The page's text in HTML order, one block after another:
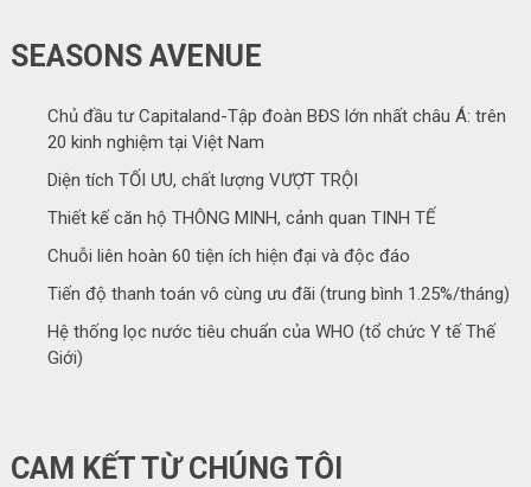
SEASONS AVENUE
Chủ đầu tư Capitaland-Tập đoàn BĐS lớn nhất châu Á: trên
20 kinh nghiệm tại Việt Nam
Diện tích TỐI ƯU, chất lượng VƯỢT TRỘI
Thiết kế căn hộ THÔNG MINH, cảnh quan TINH TẾ
Chuỗi liên hoàn 60 tiện ích hiện đại và độc đáo
Tiến độ thanh toán vô cùng ưu đãi (trung bình 1.25%/tháng)
Hệ thống lọc nước tiêu chuẩn của WHO (tổ chức Y tế Thế
Giới)
CAM KẾT TỪ CHÚNG TÔI